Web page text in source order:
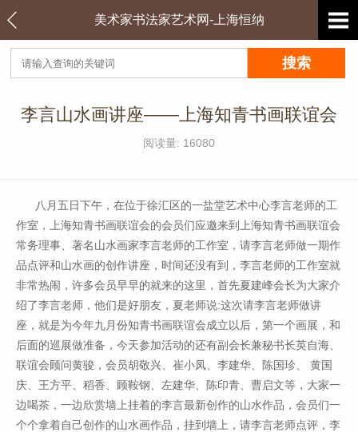
美术家书法家艺术网-上海恒纳
李言山水画讲座——上海知青书画联谊会
阅读量: 16080
八月五日下午，在位于徐汇区的一盐堂艺术中心李言老师的工
作室，上海知青书画联谊会的会员们应邀来到上海知青书画联谊会
常务理事、著名山水画家李言老师的工作室，请李言老师做一期作
品点评和山水画的创作讲座，时间还没有到，李言老师的工作室就
非常热闹，许多会员早早的就来的这里，首先夏建峰会长为大家介
绍了李言老师，他们是好朋友，夏老师说:这次请李言老师做讲
座，就是为今年九月份知青书画联谊会成立以后，第一个画展，和
后面的巡展做准备，今天参加活动的还有副会长兼秘书长英自海、
联谊会顾问黄骏，会员胡敬兴、崔小凤、李建华、陈国珍、 黄国
庆、王方平、稻香、顾鞍钢、左建华、陈印青、曹启文等，大家一
边喝茶，一边欣赏墙上挂着的李言最新创作的山水作品，会员们一
个个拿着自己创作的山水画作品，挂到墙上，请李言老师点评，李